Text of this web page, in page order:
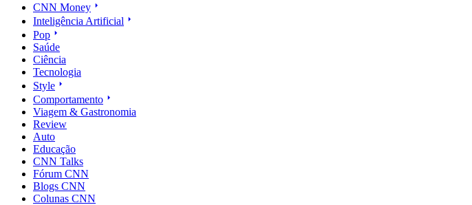
CNN Money
Inteligência Artificial
Pop
Saúde
Ciência
Tecnologia
Style
Comportamento
Viagem & Gastronomia
Review
Auto
Educação
CNN Talks
Fórum CNN
Blogs CNN
Colunas CNN